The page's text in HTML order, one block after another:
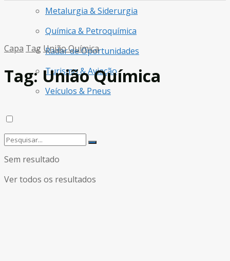
Metalurgia & Siderurgia
Química & Petroquímica
Radar de Oportunidades
Turismo & Aviação
Veículos & Pneus
Sem resultado
Ver todos os resultados
Capa Tag União Química
Tag:União Química